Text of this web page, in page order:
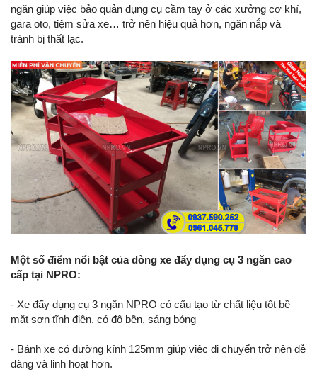
ngăn giúp việc bảo quản dụng cụ cầm tay ở các xưởng cơ khí,
gara oto, tiệm sửa xe… trở nên hiệu quả hơn, ngăn nắp và
tránh bị thất lạc.
Một số điểm nổi bật của dòng xe đẩy dụng cụ 3 ngăn cao
cấp tại NPRO:
- Xe đẩy dụng cụ 3 ngăn NPRO có cấu tạo từ chất liệu tốt bề
mặt sơn tĩnh điện, có độ bền, sáng bóng
- Bánh xe có đường kính 125mm giúp việc di chuyển trở nên dễ
dàng và linh hoạt hơn.